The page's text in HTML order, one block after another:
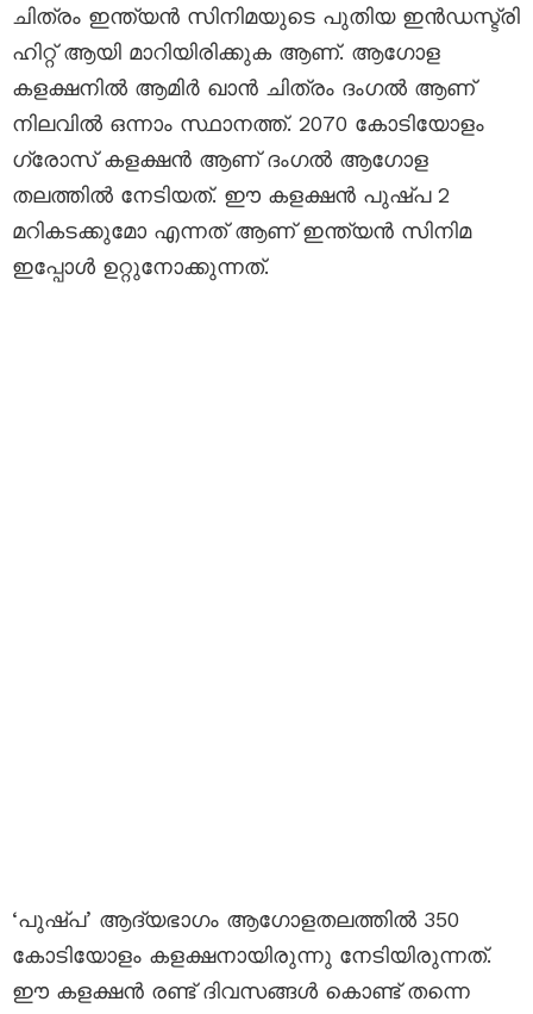
ചിത്രം ഇന്ത്യൻ സിനിമയുടെ പുതിയ ഇൻഡസ്ട്രി
ഹിറ്റ് ആയി മാറിയിരിക്കുക ആണ്. ആഗോള
കളക്ഷനിൽ ആമിർ ഖാൻ ചിത്രം ദംഗൽ ആണ്
നിലവിൽ ഒന്നാം സ്ഥാനത്ത്. 2070 കോടിയോളം
ഗ്രോസ് കളക്ഷൻ ആണ് ദംഗൽ ആഗോള
തലത്തിൽ നേടിയത്. ഈ കളക്ഷൻ പുഷ്പ 2
മറികടക്കുമോ എന്നത് ആണ് ഇന്ത്യൻ സിനിമ
ഇപ്പോൾ ഉറ്റുനോക്കുന്നത്.
‘പുഷ്പ’ ആദ്യഭാഗം ആഗോളതലത്തില്‍ 350
കോടിയോളം കളക്ഷനായിരുന്നു നേടിയിരുന്നത്.
ഈ കളക്ഷൻ രണ്ട് ദിവസങ്ങൾ കൊണ്ട് തന്നെ